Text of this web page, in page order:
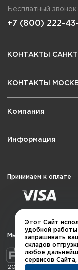
Бесплатный
+7 (800) 222-43-
КОНТАКТЫ САНКТ-
КОНТАКТЫ
Компания
Информация
Принимаем к оплате
Мы в социальных
2026 © QUARTA
Этот Сайт
удобной
запрашивать
складов
любое
сервисов